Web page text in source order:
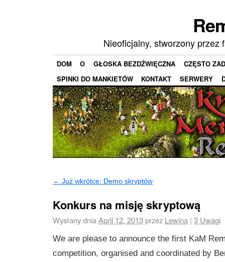
Nieoficjalny, stworzony
DOM O GŁOSKA BEZDŹWIĘCZNA
CZĘSTO
SPINKI DO MANKIETÓW
KONTAKT SERWERY
← Już wkrótce: Demo skryptów
Konkurs na misję skryptową
Wysłany dniaApril 12, 2013 przez Lewina | 3 Uwagi
We are please to announce the first KaM
competition, organised and coordinated by